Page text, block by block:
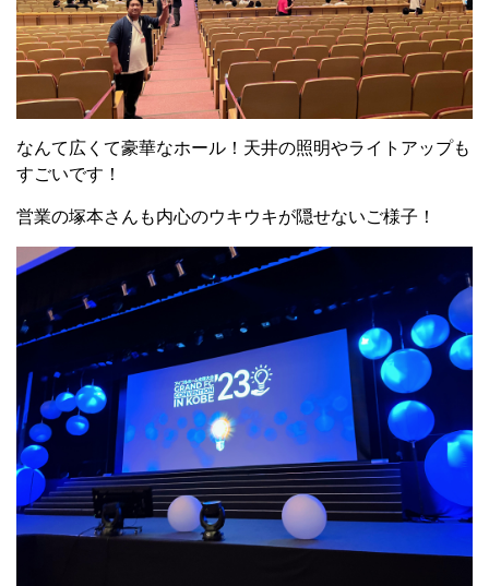
なんて広くて豪華なホール！天井の照明やライトアップも
すごいです！
営業の塚本さんも内心のウキウキが隠せないご様子！